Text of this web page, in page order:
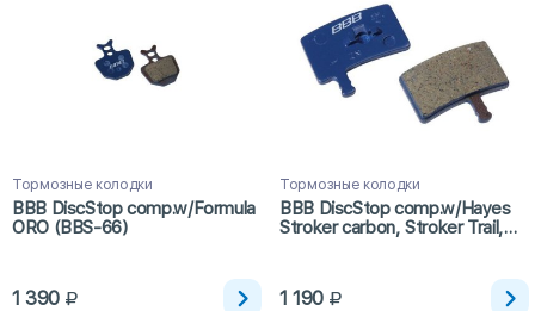
Тормозные колодки
BBB DiscStop comp.w/Formula
ORO (BBS-66)
1 390
Тормозные колодки
BBB DiscStop comp.w/Hayes
Stroker carbon, Stroker Trail,
1 190